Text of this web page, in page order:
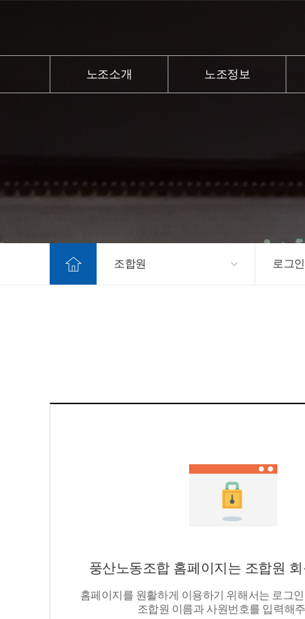
노조소개 노조정보
조합원 로그인
풍산노동조합 홈페이지는 조합원
홈페이지를 원활하게 이용하기 위해서는 로그
조합원 이름과 사원번호를 입력해